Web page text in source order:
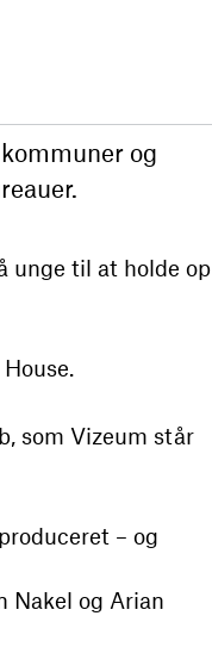
og
unge til at holde op
som Vizeum står
– og
Nakel og Arian